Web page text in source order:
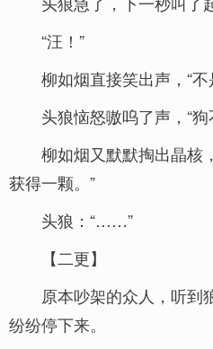
“汪！”
柳如烟直接笑出声，“
头狼恼怒嗷呜了声，“
柳如烟又默默掏出晶核
获得一颗。”
头狼：“……”
【二更】
原本吵架的众人，听到
纷纷停下来。